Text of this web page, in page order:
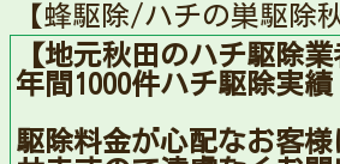
【蜂駆除/ハチの巣駆除
【地元秋田のハチ駆除業
年間1000件ハチ駆除実績
駆除料金が心配なお客